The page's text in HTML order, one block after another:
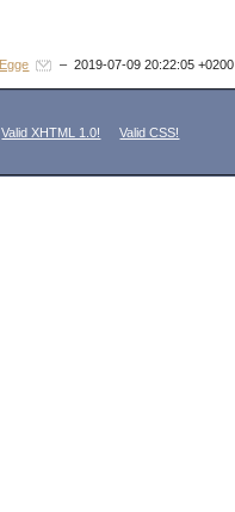
– 2019-07-09 20:22:05 +0200
Valid XHTML 1.0! Valid CSS!